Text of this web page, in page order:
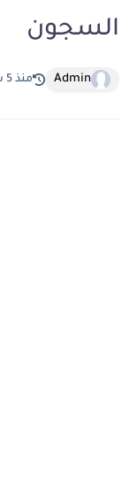
السجون
Admin منذ 5 سنة